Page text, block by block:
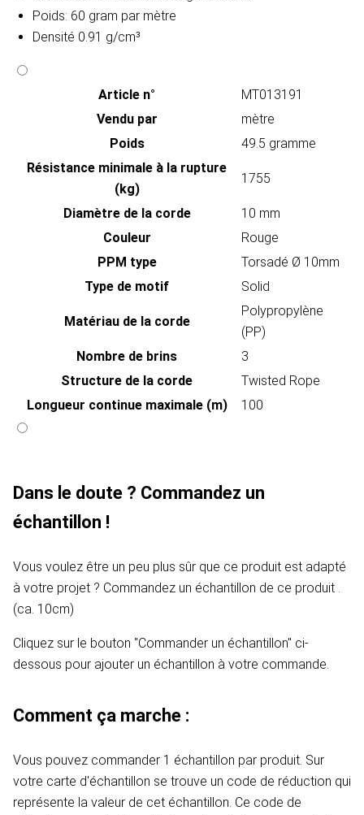
Poids: 60 gram par mètre
Densité 0.91 g/cm³
Article n°
MT013191
Vendu par
mètre
Poids
49.5 gramme
Résistance minimale à la rupture
(kg)
1755
Diamètre de la corde
10 mm
Couleur
Rouge
PPM type
Torsadé Ø 10mm
Type de motif
Solid
Matériau de la corde
Polypropylène
(PP)
Nombre de brins
3
Structure de la corde
Twisted Rope
Longueur continue maximale (m)
100
Dans le doute ? Commandez un
échantillon !
Vous voulez être un peu plus sûr que ce produit est adapté
à votre projet ? Commandez un échantillon de ce produit .
(ca. 10cm)
Cliquez sur le bouton "Commander un échantillon" ci-
dessous pour ajouter un échantillon à votre commande.
Comment ça marche :
Vous pouvez commander 1 échantillon par produit. Sur
votre carte d'échantillon se trouve un code de réduction qui
représente la valeur de cet échantillon. Ce code de